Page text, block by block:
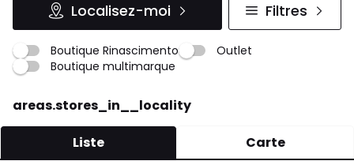
Localisez-moi Filtres
Boutique Rinascimento
Outlet
Boutique multimarque
areas.stores_in__locality
Liste Carte